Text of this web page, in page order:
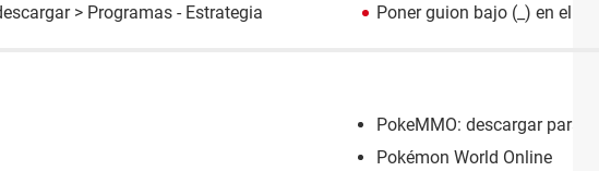
> Programas - Estrategia Poner guion bajo (_) en el
PokeMMO: descargar para
Pokémon World Online